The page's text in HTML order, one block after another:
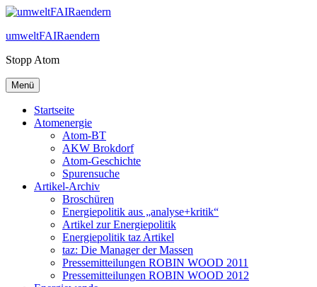
Zum
springen
umweltFAIRaendern
Stopp Atom
Menü
Startseite
Atomenergie
Atom-BT
AKW Brokdorf
Atom-Geschichte
Spurensuche
Artikel-Archiv
Broschüren
Energiepolitik aus „analyse+kritik“
Artikel zur Energiepolitik
Energiepolitik taz Artikel
taz: Die Manager der Massen
Pressemitteilungen ROBIN WOOD 2011
Pressemitteilungen ROBIN WOOD 2012